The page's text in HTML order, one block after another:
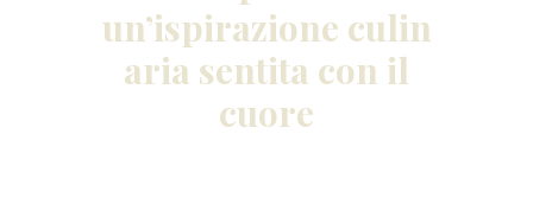
un’ispirazione culin
aria sentita con il
cuore